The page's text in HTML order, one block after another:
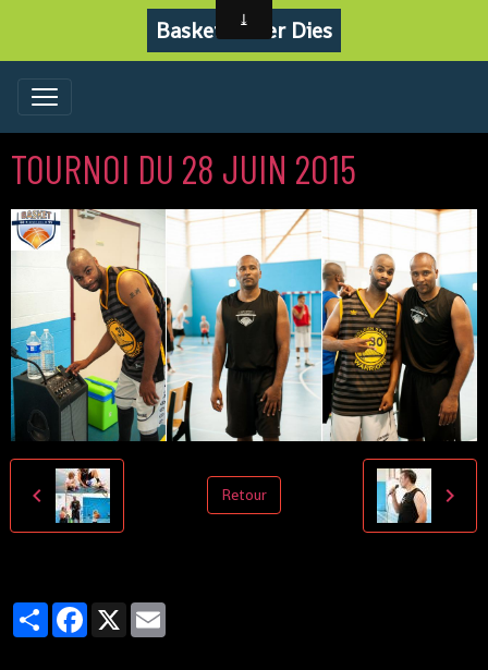
Basket Never Dies
TOURNOI DU 28 JUIN 2015
Retour
PartagerFacebook
X